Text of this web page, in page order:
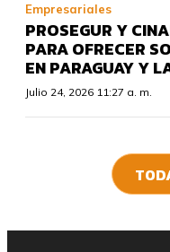
Empresariales
PROSEGUR Y
PARA OFRECER
EN PARAGUAY Y
Julio 24, 2026 11:27 a. m.